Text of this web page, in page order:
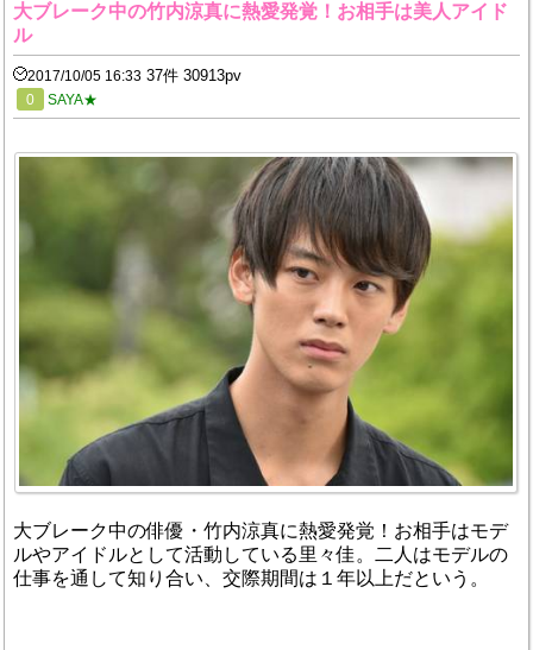
大ブレーク中の竹内涼真に熱愛発覚！お相手は美人アイド
ル
2017/10/05 16:33 37件 30913pv
0 SAYA★
大ブレーク中の俳優・竹内涼真に熱愛発覚！お相手はモデ
ルやアイドルとして活動している里々佳。二人はモデルの
仕事を通して知り合い、交際期間は１年以上だという。